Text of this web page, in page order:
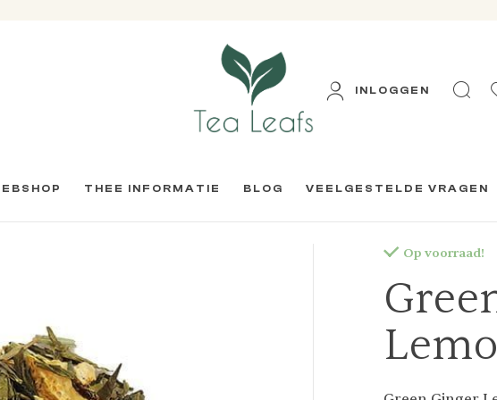
INLOGGEN
THEE INFORMATIE BLOG VEELGESTELDE VRAGEN
Op voorraad!